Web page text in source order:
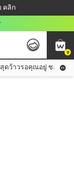
คลิก
10%! 🎉
?
0
ว้าวรอคุณอยู่ ชอปคุ้มก